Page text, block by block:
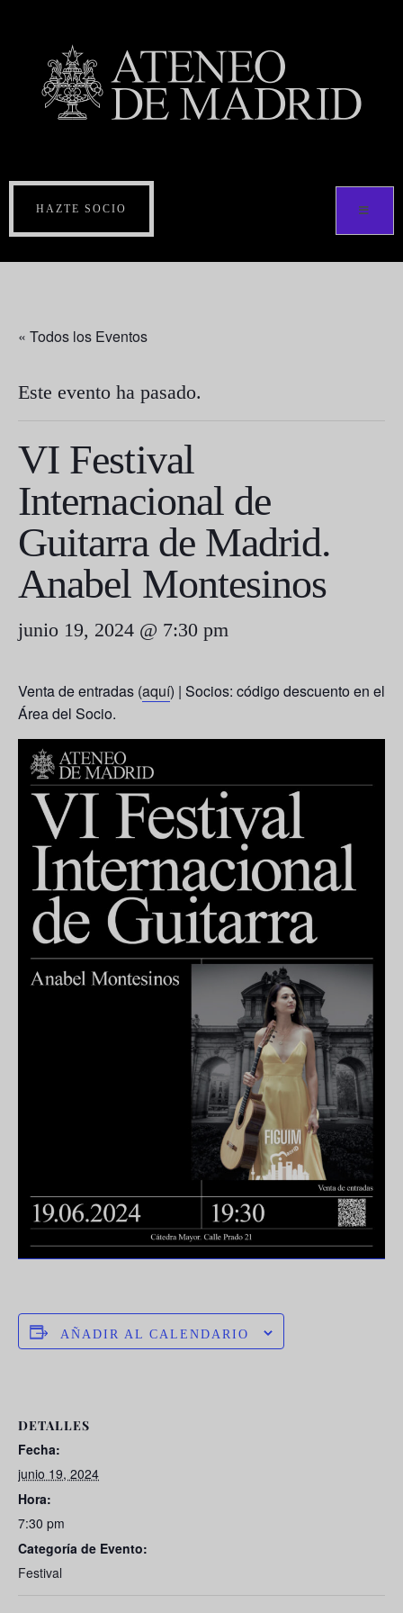
HAZTE SOCIO
« Todos los Eventos
Este evento ha pasado.
VI Festival
Internacional de
Guitarra de Madrid.
Anabel Montesinos
junio 19, 2024 @ 7:30 pm
Venta de entradas (aquí) | Socios: código descuento en el
Área del Socio.
AÑADIR AL CALENDARIO
DETALLES
Fecha:
junio 19, 2024
Hora:
7:30 pm
Categoría de Evento:
Festival